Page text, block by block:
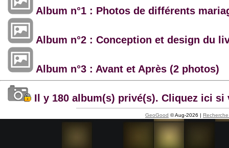
Album n°1 : Photos de différents
Album n°2 : Conception et design du
Album n°3 : Avant et Après (2 photos)
Il y 180 album(s) privé(s). Cliquez ici si
GeoGood © Aug-2026 |